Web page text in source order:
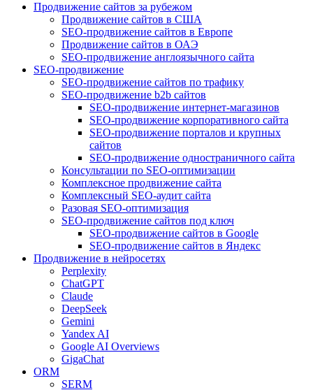
Продвижение сайтов за рубежом
Продвижение сайтов в США
SEO-продвижение сайтов в Европе
Продвижение сайтов в ОАЭ
SEO-продвижение англоязычного сайта
SEO-продвижение
SEO-продвижение сайтов по трафику
SEO-продвижение b2b сайтов
SEO-продвижение интернет-магазинов
SEO-продвижение корпоративного сайта
SEO-продвижение порталов и крупных
сайтов
SEO-продвижение одностраничного сайта
Консультации по SEO-оптимизации
Комплексное продвижение сайта
Комплексный SEO-аудит сайта
Разовая SEO-оптимизация
SEO-продвижение сайтов под ключ
SEO-продвижение сайтов в Google
SEO-продвижение сайтов в Яндекс
Продвижение в нейросетях
Perplexity
ChatGPT
Claude
DeepSeek
Gemini
Yandex AI
Google AI Overviews
GigaChat
ORM
SERM